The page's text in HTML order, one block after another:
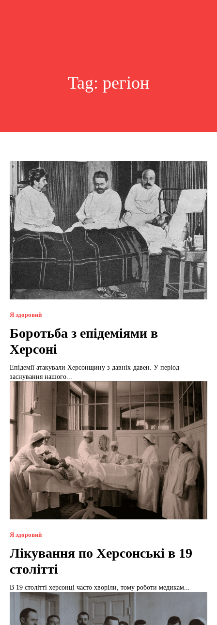
Tag: регіон
Я здоровий
Боротьба з епідеміями в
Херсоні
Епідемії атакували Херсонщину з давніх-давен. У період
заснування нашого...
Я здоровий
Лікування по Херсонські в 19
столітті
В 19 столітті херсонці часто хворіли, тому роботи медикам...